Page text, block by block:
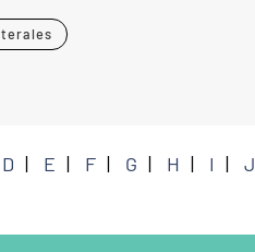
D E F G H I J